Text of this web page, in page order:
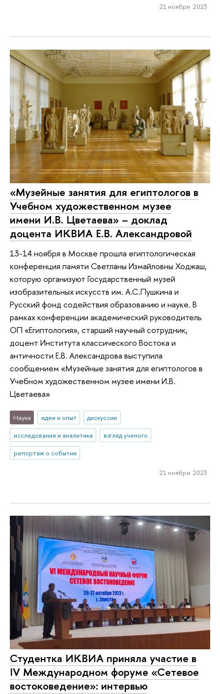
21 ноября 2023
«Музейные занятия для египтологов в
Учебном художественном музее
имени И.В. Цветаева» – доклад
доцента ИКВИА Е.В. Александровой
13-14 ноября в Москве прошла египтологическая
конференция памяти Светланы Измайловны Ходжаш,
которую организуют Государственный музей
изобразительных искусств им. А.С.Пушкина и
Русский фонд содействия образованию и науке. В
рамках конференции академический руководитель
ОП «Египтология», старший научный сотрудник,
доцент Института классического Востока и
античности Е.В. Александрова выступила
сообщением «Музейные занятия для египтологов в
Учебном художественном музее имени И.В.
Цветаева»
Наука идеи и опыт
дискуссии
исследования и аналитика
взгляд ученого
репортаж о событии
21 ноября 2023
Студентка ИКВИА приняла участие в
IV Международном форуме «Сетевое
востоковедение»: интервью